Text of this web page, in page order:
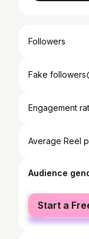
Followers
Fake followers
Engagement
Average Reel
Audience
female
male
Start a